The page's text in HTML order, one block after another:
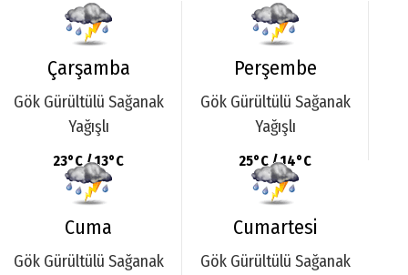
Arşivi
Günün
Haberleri
Galeri
Etkinlikler
Çarşamba
Gök Gürültülü Sağanak
Yağışlı
23°C / 13°C
Perşembe
Gök Gürültülü Sağanak
Yağışlı
25°C / 14°C
Cuma
Gök Gürültülü Sağanak
Cumartesi
Gök Gürültülü Sağanak